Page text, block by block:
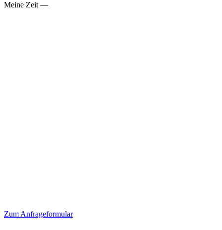
Meine Zeit —
Zum Anfrageformular